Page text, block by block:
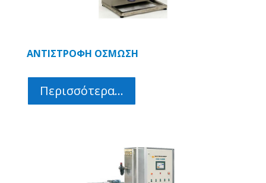
ΑΝΤΙΣΤΡΟΦΗ ΟΣΜΩΣΗ
Περισσότερα...